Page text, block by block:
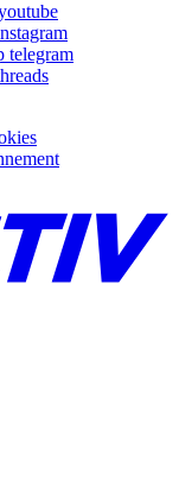
telegram